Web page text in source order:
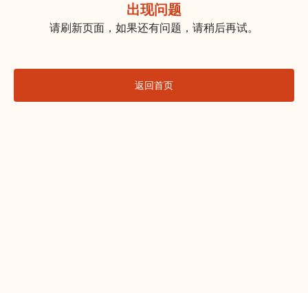
出现问题
请刷新页面，如果还有问题，请稍后再试。
返回首页